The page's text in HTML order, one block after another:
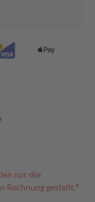
nur die
Rechnung gestellt.⁴